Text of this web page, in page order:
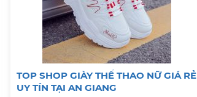
TOP SHOP GIÀY THỂ THAO NỮ GIÁ RẺ
UY TÍN TẠI AN GIANG